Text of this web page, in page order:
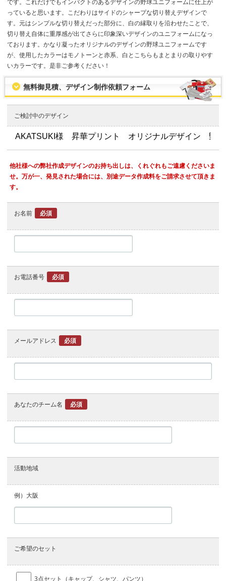
っていると思います。こだわりはサイドのシャープな切り替えデザインで
す。元はシンプルな切り替えだった部分に、白の縁取りを沿わせたことで、
切り替え自体に重厚感が出てさらに印象深いデザインのユニフォームになっ
ております。かなり凝ったオリジナルのデザインの野球ユニフォームです
が、使用したカラーはモノトーンと赤系、白とこちらもまとまりの取りやす
いカラーです。是非ご参考ください！
無料御見積、デザイン制作依頼フォーム
ご検討中のデザイン
他社様への弊社作成デザインのお持ち出しは、くれぐれもご遠慮くださいま
せ。万が一、発見された場合には、別途データ作成料をご請求させて頂きま
す。
お名前 必須
お電話番号 必須
メールアドレス 必須
あなたのチーム名 必須
活動地域
例）大阪
ご希望のセット
3点セット（キャップ、シャツ、パンツ）